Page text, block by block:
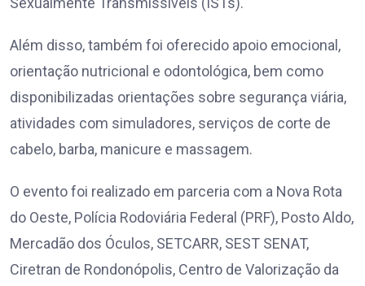
Além disso, também foi oferecido apoio emocional,
orientação nutricional e odontológica, bem como
disponibilizadas orientações sobre segurança viária,
atividades com simuladores, serviços de corte de
cabelo, barba, manicure e massagem.
O evento foi realizado em parceria com a Nova Rota
do Oeste, Polícia Rodoviária Federal (PRF), Posto Aldo,
Mercadão dos Óculos, SETCARR, SEST SENAT,
Ciretran de Rondonópolis, Centro de Valorização da